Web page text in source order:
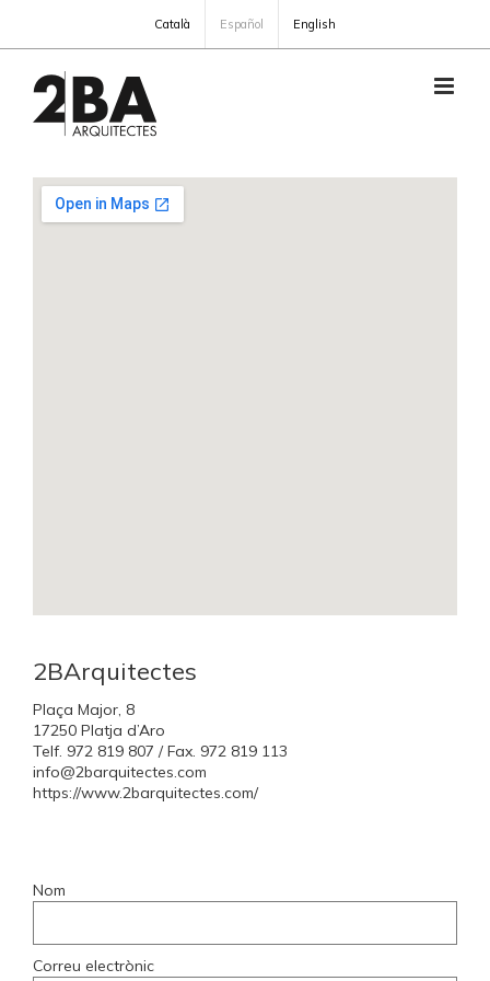
content
Català Español English
2BArquitectes
Plaça Major, 8
17250 Platja d’Aro
Telf. 972 819 807 / Fax. 972 819 113
info@2barquitectes.com
https://www.2barquitectes.com/
Nom
Correu electrònic